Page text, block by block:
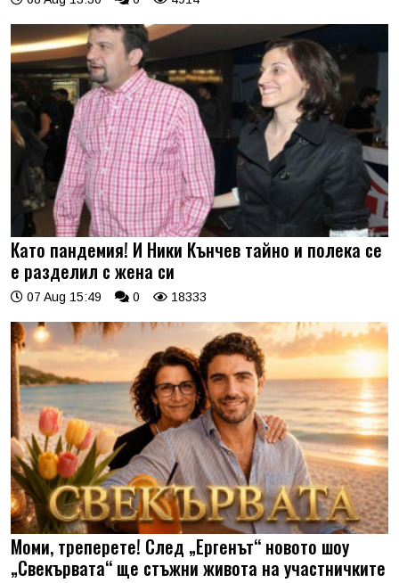
Като пандемия! И Ники Кънчев тайно и полека се
е разделил с жена си
07 Aug 15:49 0 18333
Моми, треперете! След „Ергенът“ новото шоу
„Свекървата“ ще стъжни живота на участничките